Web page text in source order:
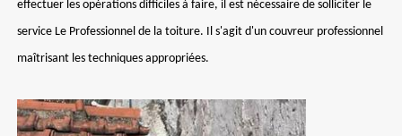
effectuer les opérations difficiles à faire, il est nécessaire de solliciter le
service Le Professionnel de la toiture. Il s'agit d'un couvreur professionnel
maîtrisant les techniques appropriées.